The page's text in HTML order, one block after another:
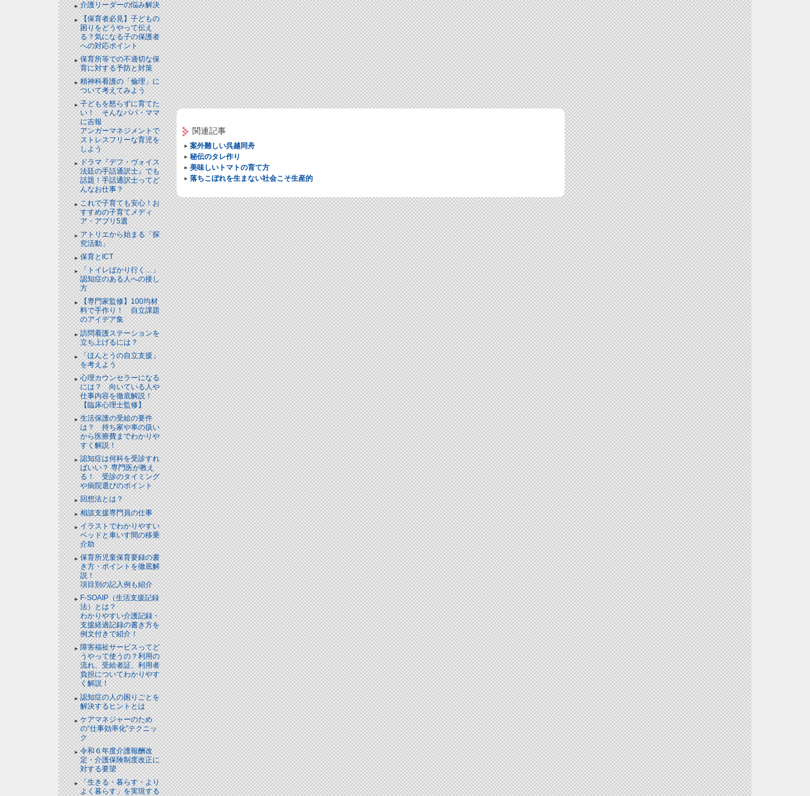
介護リーダーの悩み解決
【保育者必見】子どもの
困りをどうやって伝え
る？気になる子の保護者
への対応ポイント
保育所等での不適切な保
育に対する予防と対策
精神科看護の「倫理」に
ついて考えてみよう
子どもを怒らずに育てた
い！ そんなパパ・ママ
に吉報
アンガーマネジメントで
ストレスフリーな育児を
しよう
ドラマ『デフ・ヴォイス
法廷の手話通訳士』でも
話題！手話通訳士ってど
んなお仕事？
これで子育ても安心！お
すすめの子育てメディ
ア・アプリ5選
アトリエから始まる「探
究活動」
保育とICT
「トイレばかり行く…」
認知症のある人への接し
方
【専門家監修】100均材
料で手作り！ 自立課題
のアイデア集
訪問看護ステーションを
立ち上げるには？
「ほんとうの自立支援」
を考えよう
心理カウンセラーになる
には？ 向いている人や
仕事内容を徹底解説！
【臨床心理士監修】
生活保護の受給の要件
は？ 持ち家や車の扱い
から医療費までわかりや
すく解説！
認知症は何科を受診すれ
ばいい？ 専門医が教え
る！ 受診のタイミング
や病院選びのポイント
回想法とは？
相談支援専門員の仕事
イラストでわかりやすい
ベッドと⾞いす間の移乗
介助
保育所児童保育要録の書
き方・ポイントを徹底解
説！
項目別の記入例も紹介
F-SOAIP（生活支援記録
法）とは？
わかりやすい介護記録・
支援経過記録の書き方を
例文付きで紹介！
障害福祉サービスってど
うやって使うの？利用の
流れ、受給者証、利用者
負担についてわかりやす
く解説！
認知症の人の困りごとを
解決するヒントとは
ケアマネジャーのため
の“仕事効率化”テクニッ
ク
令和６年度介護報酬改
定・介護保険制度改正に
対する要望
「生きる・暮らす・より
よく暮らす」を実現する
関連記事
案外難しい呉越同舟
秘伝のタレ作り
美味しいトマトの育て方
落ちこぼれを生まない社会こそ生産的